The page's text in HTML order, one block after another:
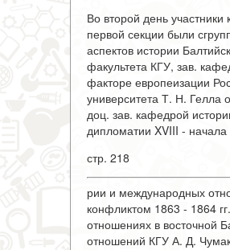
Во второй день
первой секции были
аспектов истории
факультета КГУ, зав.
факторе европеизации
университета Т. Н. Гелла
доц. зав. кафедрой
дипломатии XVIII -
стр. 218
рии и международных
конфликтом 1863 - 1864
отношениях в восточной
отношений КГУ А. Д.